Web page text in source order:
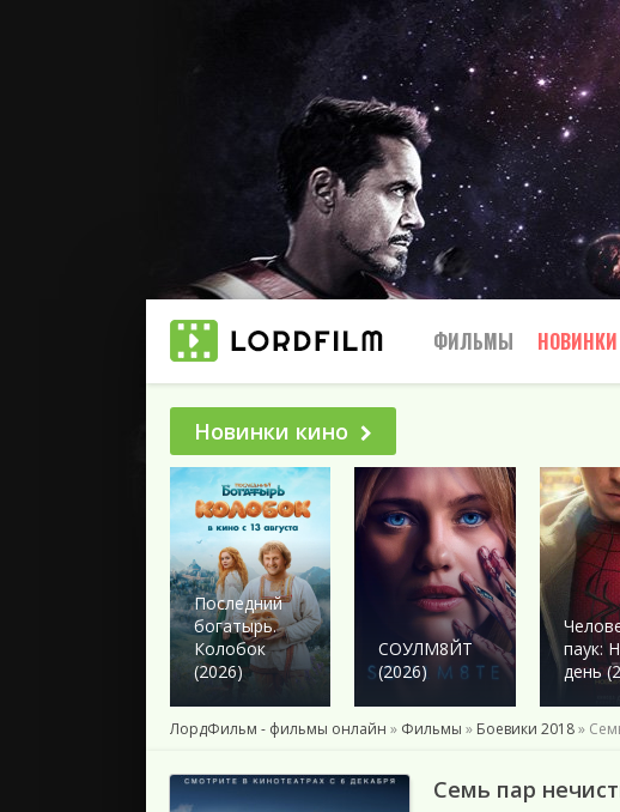
ФИЛЬМЫ
2025
2024
2023
2022
2021
2020
2018
НОВИНКИ
Новинки кино
Последний
богатырь.
Колобок
(2026)
СОУЛМ8ЙТ
(2026)
паук:
день
ЛордФильм - фильмы онлайн » Фильмы » Боевики 2018»
Семь пар